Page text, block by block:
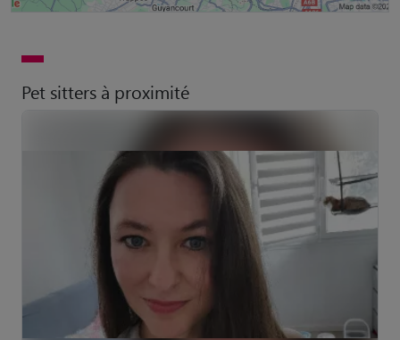
Pet sitters à proximité